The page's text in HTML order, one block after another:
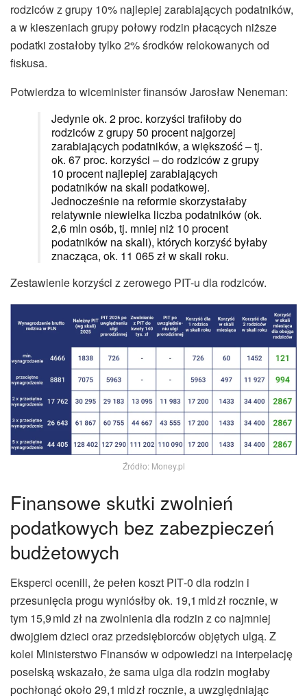
rodziców z grupy 10% najlepiej zarabiających podatników,
a w kieszeniach grupy połowy rodzin płacących niższe
podatki zostałoby tylko 2% środków relokowanych od
fiskusa.
Potwierdza to wiceminister finansów Jarosław Neneman:
Jedynie ok. 2 proc. korzyści trafiłoby do
rodziców z grupy 50 procent najgorzej
zarabiających podatników, a większość – tj.
ok. 67 proc. korzyści – do rodziców z grupy
10 procent najlepiej zarabiających
podatników na skali podatkowej.
Jednocześnie na reformie skorzystałaby
relatywnie niewielka liczba podatników (ok.
2,6 mln osób, tj. mniej niż 10 procent
podatników na skali), których korzyść byłaby
znacząca, ok. 11 065 zł w skali roku.
Zestawienie korzyści z zerowego PIT-u dla rodziców.
Źródło: Money.pl
Finansowe skutki zwolnień
podatkowych bez zabezpieczeń
budżetowych
Eksperci ocenili, że pełen koszt PIT‑0 dla rodzin i
przesunięcia progu wyniósłby ok. 19,1 mld zł rocznie, w
tym 15,9 mld zł na zwolnienia dla rodzin z co najmniej
dwojgiem dzieci oraz przedsiębiorców objętych ulgą. Z
kolei Ministerstwo Finansów w odpowiedzi na interpelację
poselską wskazało, że sama ulga dla rodzin mogłaby
pochłonąć około 29,1 mld zł rocznie, a uwzględniając